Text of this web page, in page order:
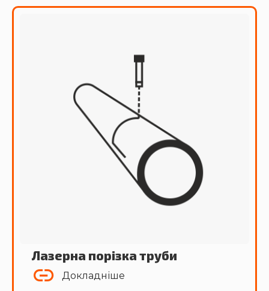
Лазерна порізка труби
Докладніше